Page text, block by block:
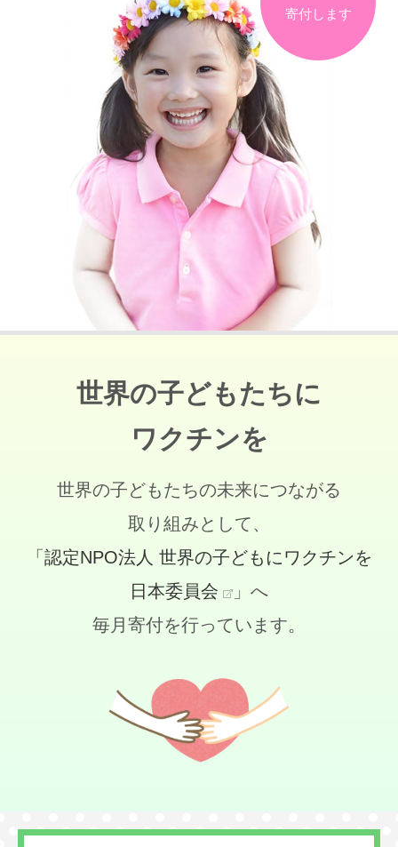
寄付します
世界の子どもたちに
ワクチンを
世界の子どもたちの未来につながる
取り組みとして、
「認定NPO法人 世界の子どもにワクチンを
日本委員会
」へ
毎月寄付を行っています。